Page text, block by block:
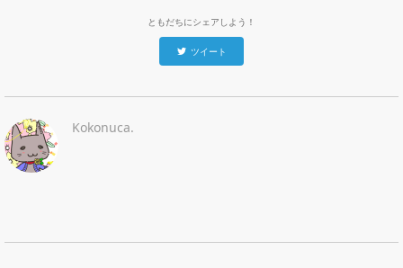
ともだちにシェアしよう！
ツイート
Kokonuca.